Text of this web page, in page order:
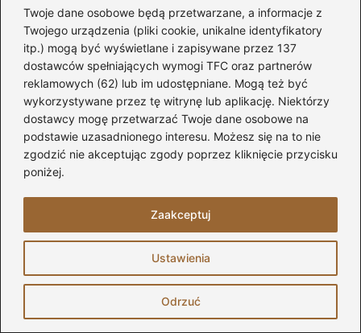
Twoje dane osobowe będą przetwarzane, a informacje z
Twojego urządzenia (pliki cookie, unikalne identyfikatory
itp.) mogą być wyświetlane i zapisywane przez 137
dostawców spełniających wymogi TFC oraz partnerów
reklamowych (62) lub im udostępniane. Mogą też być
wykorzystywane przez tę witrynę lub aplikację. Niektórzy
dostawcy mogę przetwarzać Twoje dane osobowe na
podstawie uzasadnionego interesu. Możesz się na to nie
zgodzić nie akceptując zgody poprzez kliknięcie przycisku
poniżej.
Ustawienia
Odrzuć
Zaakceptuj
poddasza
Narzędzia do pomiaru poddasza
Obliczanie powierzchni poddasza
Oprogramowanie do pomiarów poddasza
Poradnik krok po kroku poddasze
Prowadzę bloga ApartamentyLido.pl, na którym dzielę się